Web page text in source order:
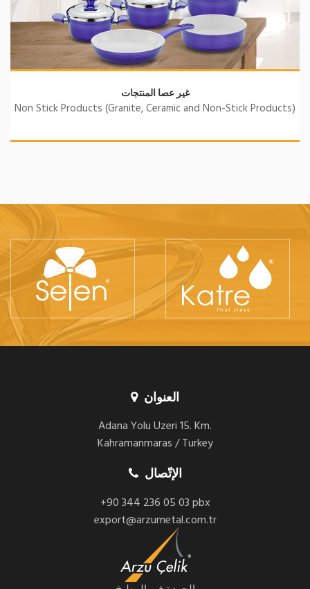
غير عصا المنتجات
Non Stick Products (Granite, Ceramic and Non-Stick Products)
العنوان
Adana Yolu Uzeri 15. Km.
Kahramanmaras / Turkey
الإتّصال
+90 344 236 05 03 pbx
export@arzumetal.com.tr